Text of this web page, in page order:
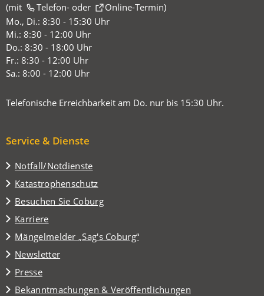
(mit
Telefon-oder Online-Termin
(Öffnet
in
einem
neuen
Tab)
)
Mo., Di.: 8:30 - 15:30 Uhr
Mi.: 8:30 - 12:00 Uhr
Do.: 8:30 - 18:00 Uhr
Fr.: 8:30 - 12:00 Uhr
Sa.: 8:00 - 12:00 Uhr
Telefonische Erreichbarkeit am Do. nur bis 15:30 Uhr.
Service & Dienste
Notfall/Notdienste
Katastrophenschutz
Besuchen Sie Coburg
(Öffnet
in
einem
neuen
Tab)
Karriere
Mängelmelder „Sag's Coburg“
(Öffnet
in
einem
neuen
Tab)
Newsletter
Presse
Bekanntmachungen & Veröffentlichungen